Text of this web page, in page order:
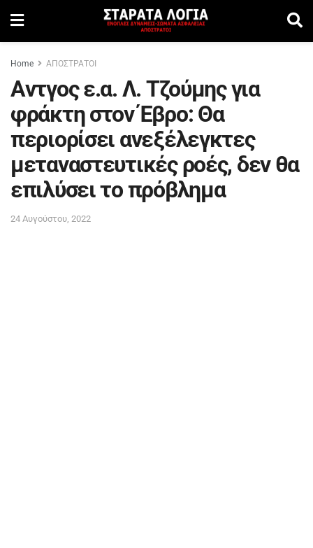
Home ΑΠΟΣΤΡΑΤΟΙ
Aντγος ε.α. Λ. Tζούμης για
φράκτη στον Έβρο: Θα
περιορίσει ανεξέλεγκτες
μεταναστευτικές ροές, δεν θα
επιλύσει το πρόβλημα
24 Αυγούστου, 2022